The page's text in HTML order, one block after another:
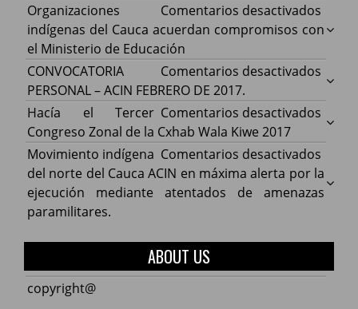
Comentarios desactivados
Cauca
con
de
Organizaciones
indígenas del Cauca acuerdan compromisos con
el Ministerio de Educación
Comentarios desactivados
ACIN
DE
CONVOCATORIA
PERSONAL – ACIN FEBRERO DE 2017.
Comentarios desactivados
Hacía
la
Hacía el Tercer
Congreso Zonal de la Cxhab Wala Kiwe 2017
Comentarios desactivados
Cauca
Movimiento indígena
del norte del Cauca ACIN en máxima alerta por la
ejecución mediante atentados de amenazas
paramilitares.
ABOUT US
copyright@